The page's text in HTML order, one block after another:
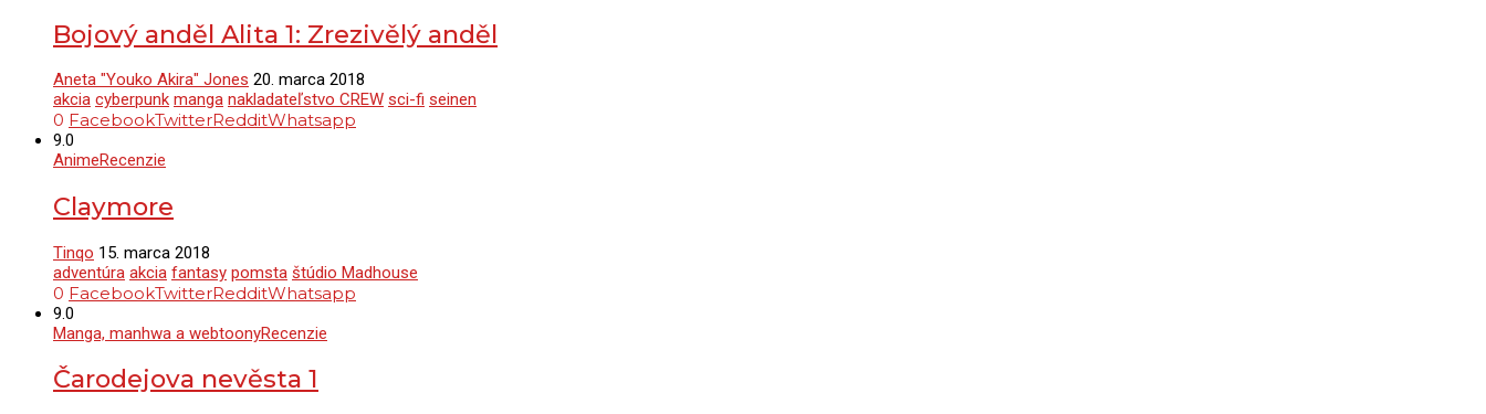
Bojový anděl Alita 1: Zrezivělý anděl
Aneta "Youko Akira" Jones 20. marca 2018
akcia cyberpunk manga nakladateľstvo CREW sci-fi seinen
0 FacebookTwitterRedditWhatsapp
9.0
AnimeRecenzie
Claymore
Tinqo 15. marca 2018
adventúra akcia fantasy pomsta štúdio Madhouse
0 FacebookTwitterRedditWhatsapp
9.0
Manga, manhwa a webtoonyRecenzie
Čarodejova nevěsta 1